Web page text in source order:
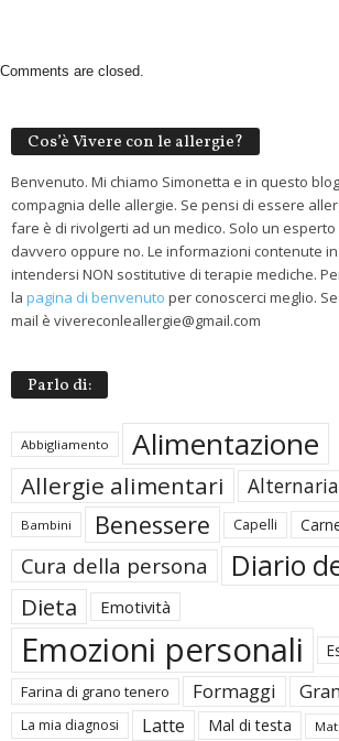
Comments are closed.
Cos’è Vivere con le allergie?
Benvenuto. Mi chiamo Simonetta e in questo
compagnia delle allergie. Se pensi di essere
fare è di rivolgerti ad un medico. Solo un
davvero oppure no. Le informazioni contenute
intendersi NON sostitutive di terapie mediche.
la pagina di benvenuto per conoscerci meglio.
mail è vivereconleallergie@gmail.com
Parlo di:
Abbigliamento Alimentazione
Allergie alimentari Alternaria
Bambini Benessere Capelli
Cura della persona Diario
Dieta Emotività
Emozioni personali
Farina di grano tenero Formaggi
La mia diagnosi Latte Mal di testa